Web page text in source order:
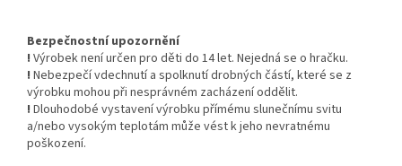
Bezpečnostní upozornění
! Výrobek není určen pro děti do 14 let. Nejedná se o hračku.
! Nebezpečí vdechnutí a spolknutí drobných částí, které se z
výrobku mohou při nesprávném zacházení oddělit.
! Dlouhodobé vystavení výrobku přímému slunečnímu svitu
a/nebo vysokým teplotám může vést k jeho nevratnému
poškození.